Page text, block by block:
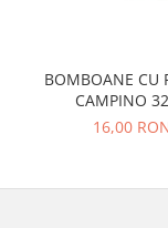
BOMBOANE CU
CAMPINO
16,00